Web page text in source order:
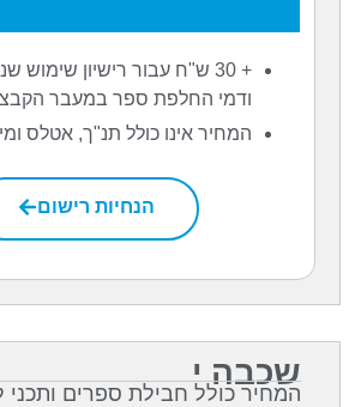
+ 30 ש"ח עבור רישיון שימוש
ודמי החלפת ספר במעבר
המחיר אינו כולל תנ"ך, אטלס
הנחיות רישום
שכבה י
המחיר כולל חבילת ספרים ותכני